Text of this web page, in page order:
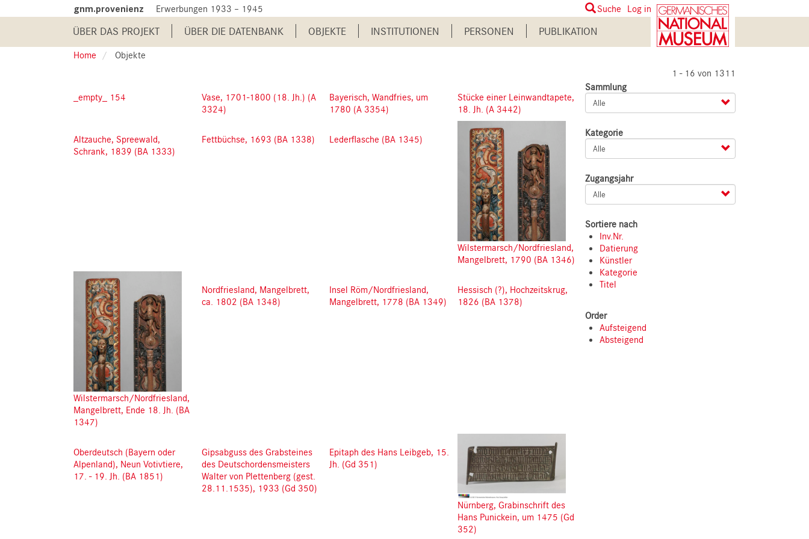
to
User
account
menu
Suche Log in
gnm.provenienz Erwerbungen 1933 – 1945
Main
navigation
ÜBER DAS PROJEKT ÜBER DIE DATENBANK OBJEKTE INSTITUTIONEN PERSONEN PUBLIKATION
Home
Objekte
1 - 16 von 1311
Sammlung
Kategorie
Zugangsjahr
Sortiere nach
Inv.Nr.
Datierung
Künstler
Kategorie
Titel
Order
Aufsteigend
Absteigend
_empty_ 154
Vase, 1701-1800 (18. Jh.) (A
3324)
Bayerisch, Wandfries, um
1780 (A 3354)
Stücke einer Leinwandtapete,
18. Jh. (A 3442)
Altzauche, Spreewald,
Schrank, 1839 (BA 1333)
Fettbüchse, 1693 (BA 1338) Lederflasche (BA 1345)
Wilstermarsch/Nordfriesland,
Mangelbrett, 1790 (BA 1346)
Wilstermarsch/Nordfriesland,
Mangelbrett, Ende 18. Jh. (BA
1347)
Nordfriesland, Mangelbrett,
ca. 1802 (BA 1348)
Insel Röm/Nordfriesland,
Mangelbrett, 1778 (BA 1349)
Hessisch (?), Hochzeitskrug,
1826 (BA 1378)
Oberdeutsch (Bayern oder
Alpenland), Neun Votivtiere,
17. - 19. Jh. (BA 1851)
Gipsabguss des Grabsteines
des Deutschordensmeisters
Walter von Plettenberg (gest.
28.11.1535), 1933 (Gd 350)
Epitaph des Hans Leibgeb, 15.
Jh. (Gd 351)
Nürnberg, Grabinschrift des
Hans Punickein, um 1475 (Gd
352)